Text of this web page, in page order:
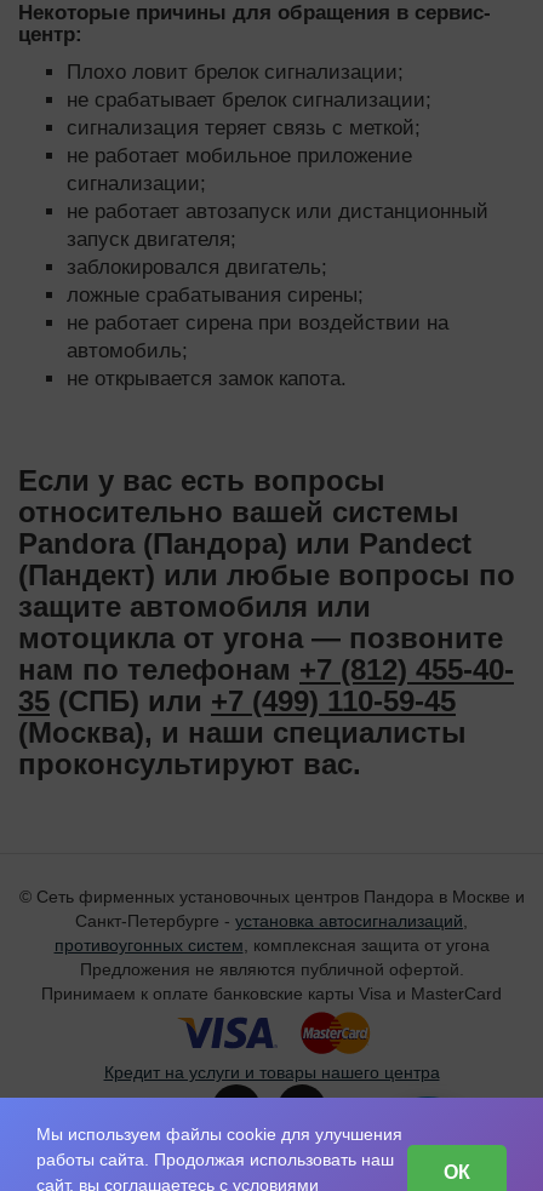
Некоторые причины для обращения в сервис-
центр:
Плохо ловит брелок сигнализации;
не срабатывает брелок сигнализации;
сигнализация теряет связь с меткой;
не работает мобильное приложение
сигнализации;
не работает автозапуск или дистанционный
запуск двигателя;
заблокировался двигатель;
ложные срабатывания сирены;
не работает сирена при воздействии на
автомобиль;
не открывается замок капота.
Если у вас есть вопросы
относительно вашей системы
Pandora (Пандора) или Pandect
(Пандект) или любые вопросы по
защите автомобиля или
мотоцикла от угона — позвоните
нам по телефонам +7 (812) 455-40-
35 (СПБ) или +7 (499) 110-59-45
(Москва), и наши специалисты
проконсультируют вас.
© Сеть фирменных установочных центров Пандора в Москве и
Санкт-Петербурге - установка автосигнализаций
противоугонных систем , комплексная защита от угона
Предложения не являются публичной офертой.
Принимаем к оплате банковские карты Visa и MasterCard
Кредит на услуги и товары нашего центра
Санкт-Петербург:+7 (812) 455-40-35
Мы используем файлы cookie для улучшения
работы сайта. Продолжая использовать наш
сайт, вы соглашаетесь с условиями
ОК